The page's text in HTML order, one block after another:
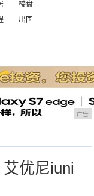
楼盘
出国
广告
优尼iuni